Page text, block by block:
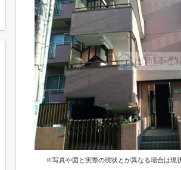
※写真や図と実際の現状とが異なる場合は現